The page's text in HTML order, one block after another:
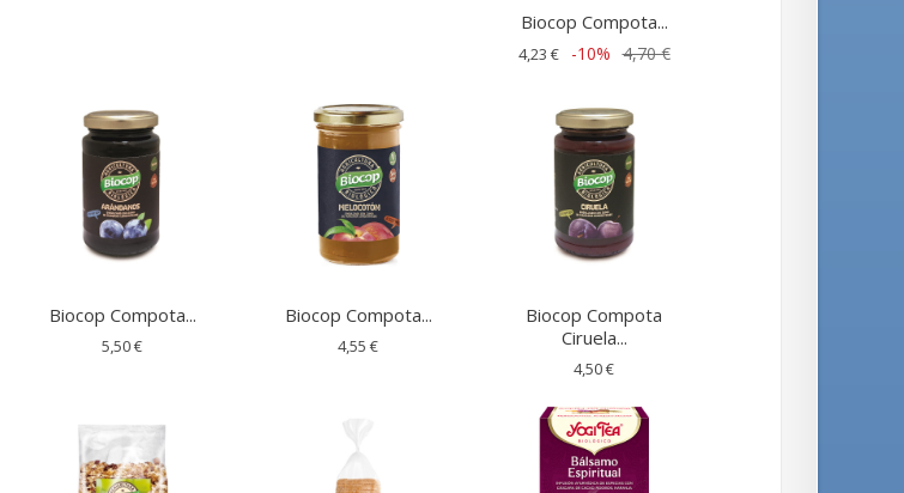
Biocop Compota...
4,23 € -10% 4,70 €
Biocop Compota...
5,50 €
Biocop Compota...
4,55 €
Biocop Compota
Ciruela...
4,50 €